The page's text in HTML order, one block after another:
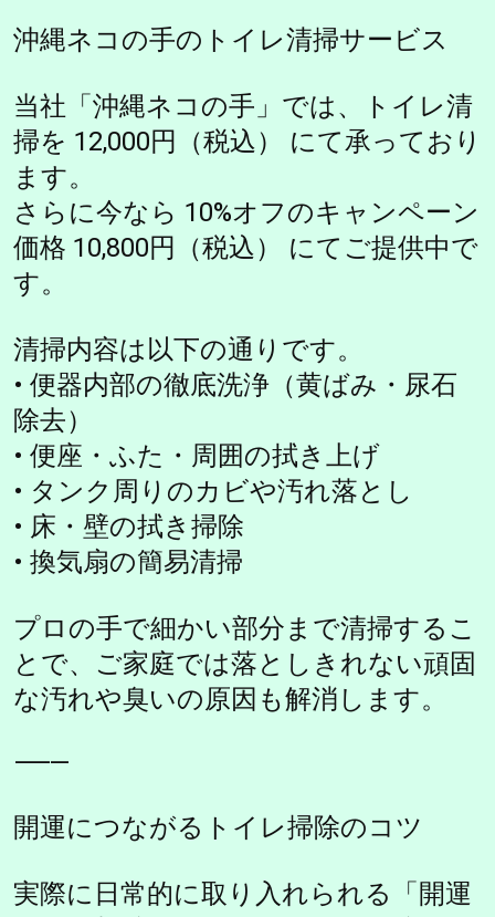
沖縄ネコの手のトイレ清掃サービス
当社「沖縄ネコの手」では、トイレ清
掃を 12,000円（税込） にて承っており
ます。
さらに今なら 10%オフのキャンペーン
価格 10,800円（税込） にてご提供中で
す。
清掃内容は以下の通りです。
• 便器内部の徹底洗浄（黄ばみ・尿石
除去）
• 便座・ふた・周囲の拭き上げ
• タンク周りのカビや汚れ落とし
• 床・壁の拭き掃除
• 換気扇の簡易清掃
プロの手で細かい部分まで清掃するこ
とで、ご家庭では落としきれない頑固
な汚れや臭いの原因も解消します。
⸻
開運につながるトイレ掃除のコツ
実際に日常的に取り入れられる「開運